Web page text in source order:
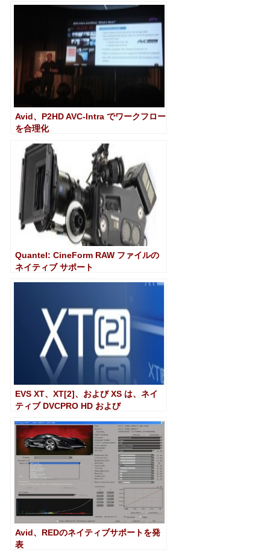
Avid、P2HD AVC-Intra でワークフロー
を合理化
Quantel: CineForm RAW ファイルの
ネイティブ サポート
EVS XT、XT[2]、および XS は、ネイ
ティブ DVCPRO HD および
なりました
Avid、REDのネイティブサポートを発
表